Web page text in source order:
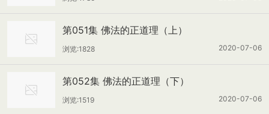
第051集 佛法的正道理（上）
2020-07-06
浏览:1828
第052集 佛法的正道理（下）
2020-07-06
浏览:1519